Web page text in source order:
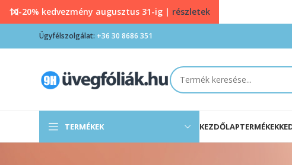
Ügyfélszolgálat: +36 30 8686 351
TERMÉKEK KEZDŐLAPTERMÉKEK
10-20% kedvezmény augusztus 31-ig | részletek